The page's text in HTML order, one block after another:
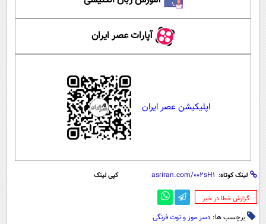
آپارات عصر ایران
اپلیکیشن عصر ایران
لینک کوتاه: کپی لینک
‌گزارش خطا در خبر
برچسب ها: دسر موز و توت فرنگی